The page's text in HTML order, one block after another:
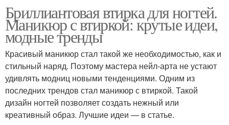
Бриллиантовая втирка для ногтей.
Маникюр с втиркой: крутые идеи,
модные тренды
Красивый маникюр стал такой же необходимостью, как и
стильный наряд. Поэтому мастера нейл-арта не устают
удивлять модниц новыми тенденциями. Одним из
последних трендов стал маникюр с втиркой. Такой
дизайн ногтей позволяет создать нежный или
креативный образ. Лучшие идеи — в статье.